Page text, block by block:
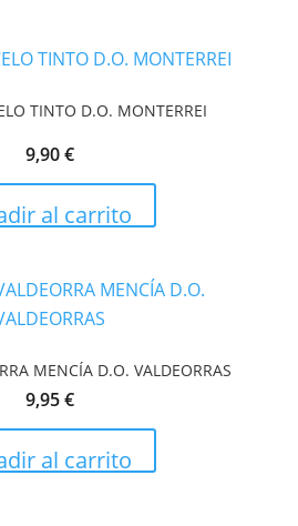
TINTO D.O. MONTERREI
9,90€
al carrito
MENCÍA D.O. VALDEORRAS
9,95€
al carrito